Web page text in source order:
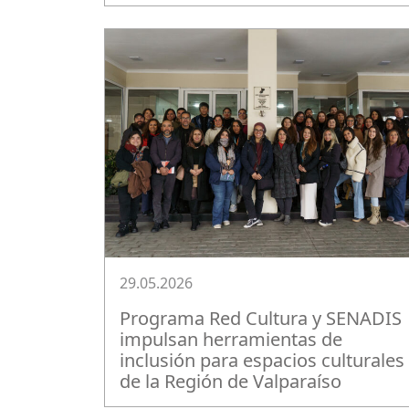
29.05.2026
Programa Red Cultura y SENADIS
impulsan herramientas de
inclusión para espacios culturales
de la Región de Valparaíso